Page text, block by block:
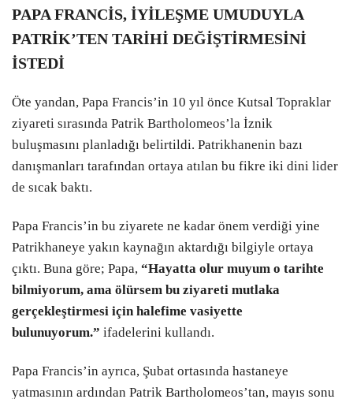
PAPA FRANCİS, İYİLEŞME UMUDUYLA
PATRİK’TEN TARİHİ DEĞİŞTİRMESİNİ
İSTEDİ
Öte yandan, Papa Francis’in 10 yıl önce Kutsal Topraklar
ziyareti sırasında Patrik Bartholomeos’la İznik
buluşmasını planladığı belirtildi. Patrikhanenin bazı
danışmanları tarafından ortaya atılan bu fikre iki dini lider
de sıcak baktı.
Papa Francis’in bu ziyarete ne kadar önem verdiği yine
Patrikhaneye yakın kaynağın aktardığı bilgiyle ortaya
çıktı. Buna göre; Papa, “Hayatta olur muyum o tarihte
bilmiyorum, ama ölürsem bu ziyareti mutlaka
gerçekleştirmesi için halefime vasiyette
bulunuyorum.” ifadelerini kullandı.
Papa Francis’in ayrıca, Şubat ortasında hastaneye
yatmasının ardından Patrik Bartholomeos’tan, mayıs sonu